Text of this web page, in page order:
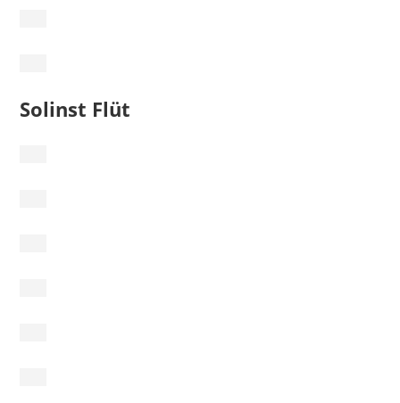
Solinst Flüt